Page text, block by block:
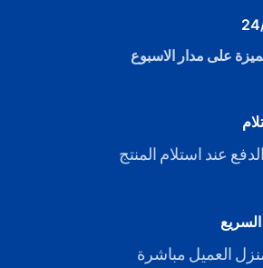
على مدار الاسبوع
عند استلام المنتج
العميل مباشرة